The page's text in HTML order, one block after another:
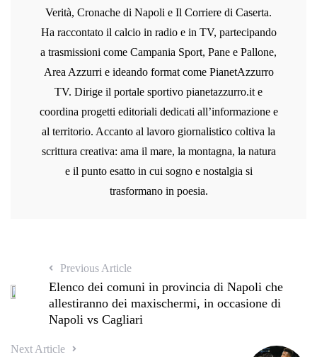
Verità, Cronache di Napoli e Il Corriere di Caserta.
Ha raccontato il calcio in radio e in TV, partecipando
a trasmissioni come Campania Sport, Pane e Pallone,
Area Azzurri e ideando format come PianetAzzurro
TV. Dirige il portale sportivo pianetazzurro.it e
coordina progetti editoriali dedicati all’informazione e
al territorio. Accanto al lavoro giornalistico coltiva la
scrittura creativa: ama il mare, la montagna, la natura
e il punto esatto in cui sogno e nostalgia si
trasformano in poesia.
Previous Article
Elenco dei comuni in provincia di Napoli che
allestiranno dei maxischermi, in occasione di
Napoli vs Cagliari
Next Article